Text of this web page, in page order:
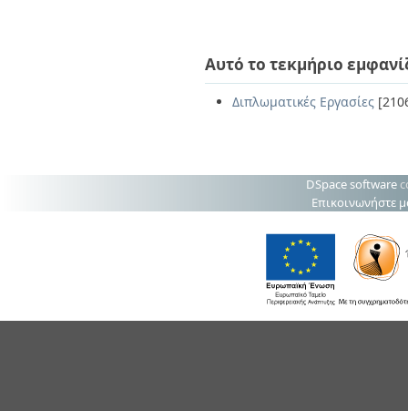
Αυτό το τεκμήριο
Διπλωματικές Εργασίες
DSpace software
Επικοινωνήστε